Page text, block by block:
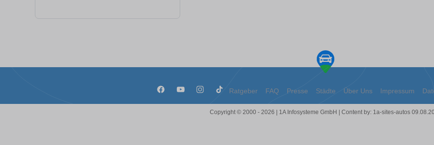
Ratgeber FAQ Presse Städte Über Uns Impressum
Copyright © 2000 - 2026 | 1A Infosysteme GmbH | Content by: 1a-sites-autos